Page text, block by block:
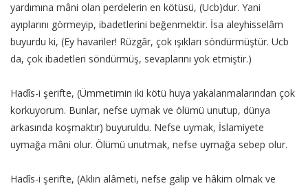
yardımına mâni olan perdelerin en kötüsü, (Ucb)dur. Yani
ayıplarını görmeyip, ibadetlerini beğenmektir. İsa aleyhisselâm
buyurdu ki, (Ey havariler! Rüzgâr, çok ışıkları söndürmüştür. Ucb
da, çok ibadetleri söndürmüş, sevaplarını yok etmiştir.)
Hadîs-i şerifte, (Ümmetimin iki kötü huya yakalanmalarından çok
korkuyorum. Bunlar, nefse uymak ve ölümü unutup, dünya
arkasında koşmaktır) buyuruldu. Nefse uymak, İslamiyete
uymağa mâni olur. Ölümü unutmak, nefse uymağa sebep olur.
Hadîs-i şerifte, (Aklın alâmeti, nefse galip ve hâkim olmak ve